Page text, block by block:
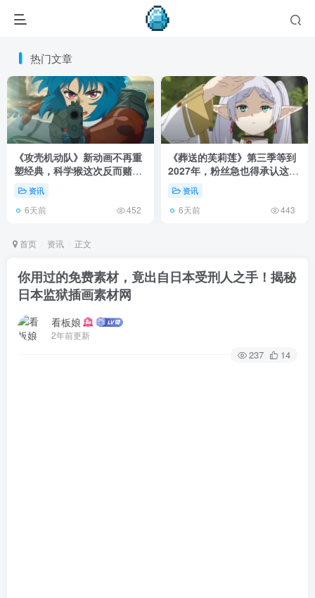
热门文章
《攻壳机动队》新动画不再重
塑经典，科学猴这次反而赌对
了！资讯
6天前 452
《葬送的芙莉莲》第三季等到
2027年，粉丝急也得承认这次
慢得有道理！
资讯
6天前 443
首页 资讯 正文
你用过的免费素材，竟出自日本受刑人之手！揭秘
日本监狱插画素材网
看板娘
2年前更新
237 14